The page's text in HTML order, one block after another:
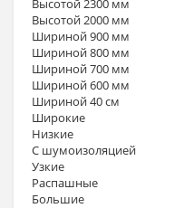
Высотой 2300 мм
Высотой 2000 мм
Шириной 900 мм
Шириной 800 мм
Шириной 700 мм
Шириной 600 мм
Шириной 40 см
Широкие
Низкие
С шумоизоляцией
Узкие
Распашные
Большие